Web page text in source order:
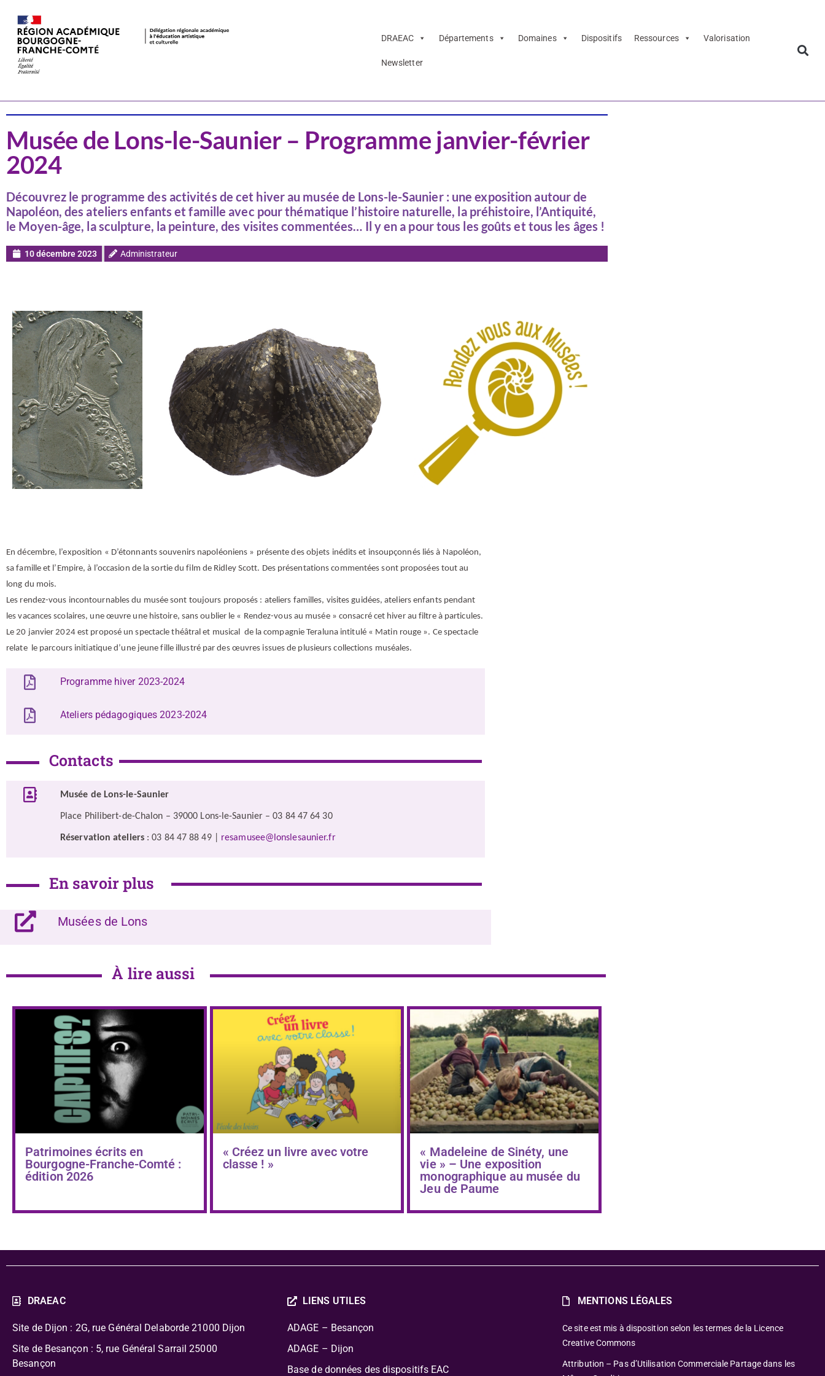
DRAEAC Départements Domaines Dispositifs Ressources Valorisation
Newsletter
Musée de Lons-le-Saunier – Programme janvier-février
2024
Découvrez le programme des activités de cet hiver au musée de Lons-le-Saunier : une exposition autour de
Napoléon, des ateliers enfants et famille avec pour thématique l’histoire naturelle, la préhistoire, l’Antiquité,
le Moyen-âge, la sculpture, la peinture, des visites commentées… Il y en a pour tous les goûts et tous les âges !
10 décembre 2023 Administrateur
En décembre, l’exposition « D’étonnants souvenirs napoléoniens » présente des objets inédits et insoupçonnés liés à Napoléon,
sa famille et l’Empire, à l’occasion de la sortie du film de Ridley Scott. Des présentations commentées sont proposées tout au
long du mois.
Les rendez-vous incontournables du musée sont toujours proposés : ateliers familles, visites guidées, ateliers enfants pendant
les vacances scolaires, une œuvre une histoire, sans oublier le « Rendez-vous au musée » consacré cet hiver au filtre à particules.
Le 20 janvier 2024 est proposé un spectacle théâtral et musical de la compagnie Teraluna intitulé « Matin rouge ». Ce spectacle
relate le parcours initiatique d’une jeune fille illustré par des œuvres issues de plusieurs collections muséales.
Programme hiver 2023-2024
Ateliers pédagogiques 2023-2024
Contacts
Musée de Lons-le-Saunier
Place Philibert-de-Chalon – 39000 Lons-le-Saunier –03 84 47 64 30
Réservation ateliers : 03 84 47 88 49 | resamusee@lonslesaunier.fr
En savoir plus
Musées de Lons
À lire aussi
Patrimoines écrits en
Bourgogne-Franche-Comté :
édition 2026
« Créez un livre avec votre
classe ! »
« Madeleine de Sinéty, une
vie » – Une exposition
monographique au musée du
Jeu de Paume
DRAEAC
Site de Dijon : 2G, rue Général Delaborde 21000 Dijon
Site de Besançon : 5, rue Général Sarrail 25000
Besançon
LIENS UTILES
ADAGE – Besançon
ADAGE – Dijon
Base de données des dispositifs EAC
MENTIONS LÉGALES
Ce site est mis à disposition selon les termes de la Licence
Creative Commons
Attribution – Pas d’Utilisation Commerciale Partage dans les